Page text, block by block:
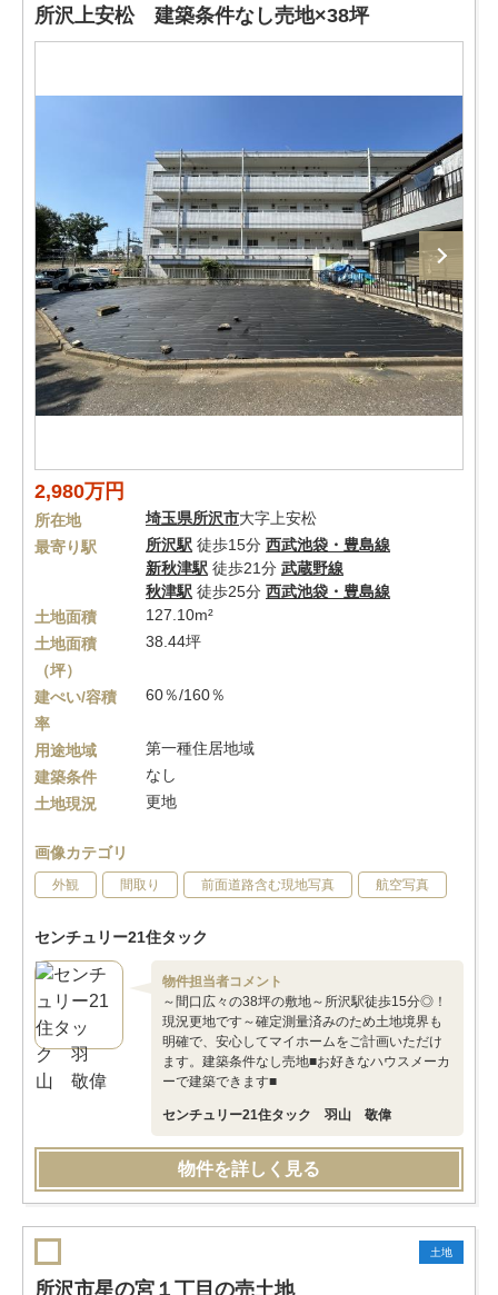
所沢上安松 建築条件なし売地×38坪
2,980万円
所在地 埼玉県所沢市大字上安松
最寄り駅
所沢駅 徒歩15分 西武池袋・豊島線
新秋津駅 徒歩21分 武蔵野線
秋津駅 徒歩25分 西武池袋・豊島線
土地面積
127.10m²
土地面積
（坪）
38.44坪
建ぺい/容積
率
60％/160％
用途地域
第一種住居地域
建築条件
なし
土地現況
更地
画像カテゴリ
外観 間取り 前面道路含む現地写真 航空写真
センチュリー21住タック
物件担当者コメント
～間口広々の38坪の敷地～所沢駅徒歩15分◎！
現況更地です～確定測量済みのため土地境界も
明確で、安心してマイホームをご計画いただけ
ます。建築条件なし売地■お好きなハウスメーカ
ーで建築できます■
センチュリー21住タック 羽山 敬偉
物件を詳しく見る
土地
所沢市星の宮１丁目の売土地